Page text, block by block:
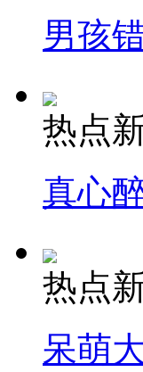
男孩
热点
真心
热点
呆萌